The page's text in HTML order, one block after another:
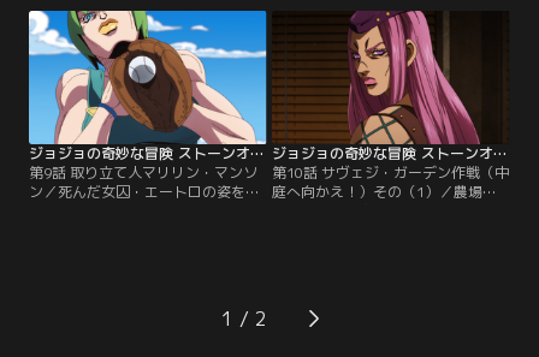
ネイクのDISC。しかし捜索中、エル
メェスが奇妙なことに気づく。5人
いたはずの捜索チームに、なぜか6
人いるのだ。チームに違和感が広が
るなか、やがて看守の姿も消え…。
どこか様子がおかしい…。スタンド
の正体は、ホワイトスネイクによっ
て知性を与えられたプランクトンの
集合体「フー・ファイターズ」だっ
た。高い知性をもつ強敵に、徐倫と
エルメェスが挑む。
ジョジョの奇妙な冒険 ストーンオーシャン 第09話
第9話 取り立て人マリリン・マンソ
ン／死んだ女囚・エートロの姿を借
ションが現れ、「100回まで続かな
い方に100ドル」と賭けを持ちかけ
ジョジョの奇妙な冒険 ストーンオーシャン 第10話
第10話 サヴェジ・ガーデン作戦（中
庭へ向かえ！）その（1）／農場で
分。そこに現れたエンポリオ少年に
よって、徐倫はとある部屋へ案内さ
1